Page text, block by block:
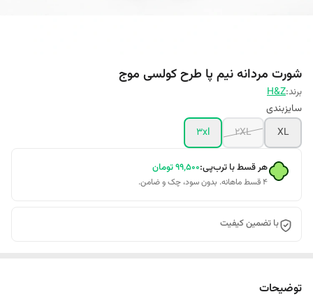
شورت مردانه نیم پا طرح کولسی موج
برند:H&Z
سایزبندی
XL
2XL
3xl
هر قسط با ترب‌پی:۹۹٬۵۰۰تومان
۴ قسط ماهانه. بدون سود، چک و ضامن.
با تضمین کیفیت
توضیحات